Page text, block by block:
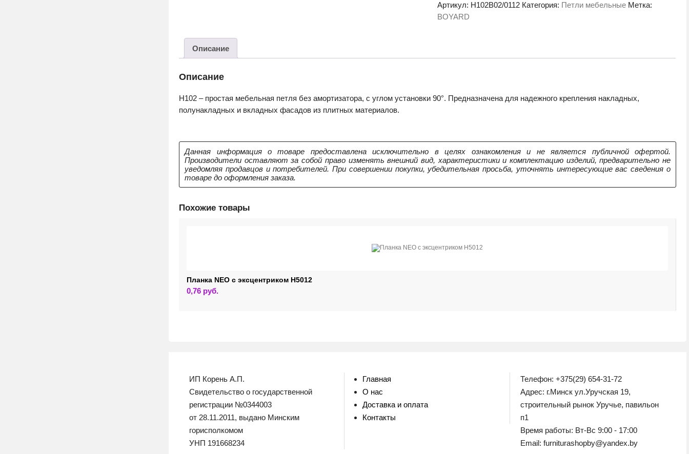
H102B02/0112
Артикул: H102B02/0112 Категория: Петли мебельные Метка:
BOYARD
Описание
Описание
H102 – простая мебельная петля без амортизатора, с углом установки 90°. Предназначена для надежного крепления накладных,
полунакладных и вкладных фасадов из плитных материалов.
Данная информация о товаре предоставлена исключительно в целях ознакомления и не является публичной офертой.
Производители оставляют за собой право изменять внешний вид, характеристики и комплектацию изделий, предварительно не
уведомляя продавцов и потребителей. При совершении покупки, убедительная просьба, уточнять интересующие вас сведения о
товаре до оформления заказа.
Похожие товары
Планка NEO с эксцентриком H5012
0,76 руб.
ИП Корень А.П.
Свидетельство о государственной
регистрации №0344003
от 28.11.2011, выдано Минским
горисполкомом
УНП 191668234
Главная
О нас
Доставка и оплата
Контакты
Телефон: +375(29) 654-31-72
Адрес: г.Минск ул.Уручская 19,
строительный рынок Уручье, павильон
п1
Время работы: Вт-Вс 9:00 - 17:00
Email: furniturashopby@yandex.by